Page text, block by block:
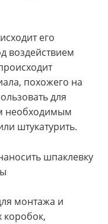
его
воздействием
похожего на
для
необходимым
штукатурить.
шпаклевку
монтажа и
коробок,